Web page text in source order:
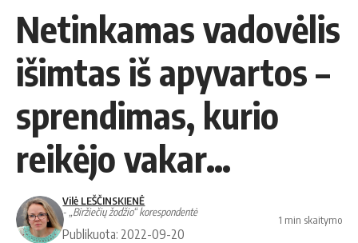
Netinkamas vadovėlis
išimtas iš apyvartos –
sprendimas, kurio
reikėjo vakar…
Vilė LEŠČINSKIENĖ
- „Biržiečių žodžio“ korespondentė
Publikuota: 2022-09-20
1 min skaitymo